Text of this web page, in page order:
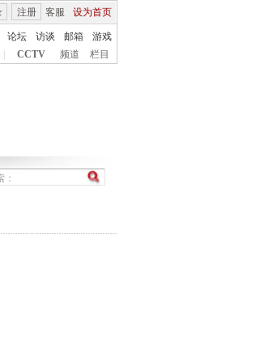
客服 设为首页
注册
论坛 访谈 邮箱
游戏
CCTV 频道 栏目